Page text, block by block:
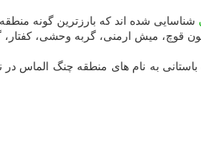
شناسایی شده اند كه بارزترین گونه
تاریخی و باستانی به نام های منطقه چنگ